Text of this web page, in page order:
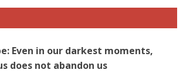
Even in our darkest moments,
does not abandon us